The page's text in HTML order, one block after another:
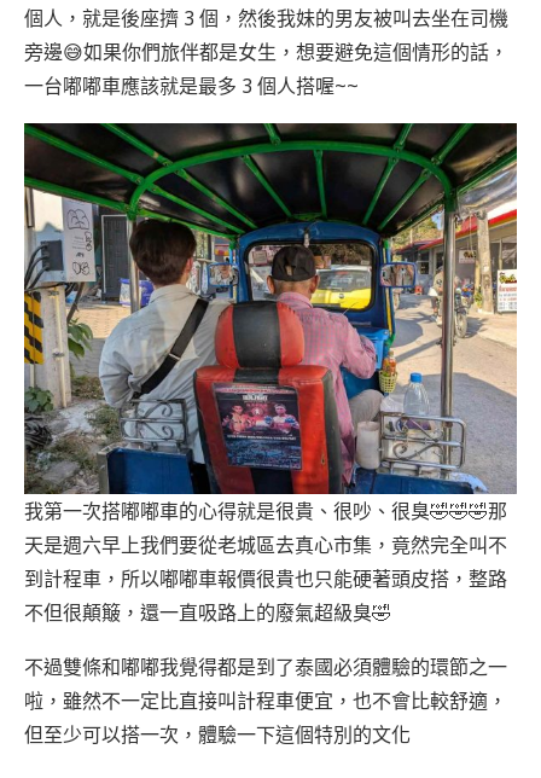
個人，就是後座擠 3 個，然後我妹的男友被叫去坐在司機
旁邊😅如果你們旅伴都是女生，想要避免這個情形的話，
一台嘟嘟車應該就是最多 3 個人搭喔~~
我第一次搭嘟嘟車的心得就是很貴、很吵、很臭🤣🤣🤣那
天是週六早上我們要從老城區去真心市集，竟然完全叫不
到計程車，所以嘟嘟車報價很貴也只能硬著頭皮搭，整路
不但很顛簸，還一直吸路上的廢氣超級臭🤣
不過雙條和嘟嘟我覺得都是到了泰國必須體驗的環節之一
啦，雖然不一定比直接叫計程車便宜，也不會比較舒適，
但至少可以搭一次，體驗一下這個特別的文化